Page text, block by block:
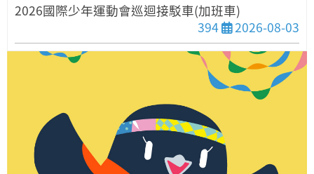
2026國際少年運動會巡迴接駁車(加班車)
394
發布日期
2026-08-03